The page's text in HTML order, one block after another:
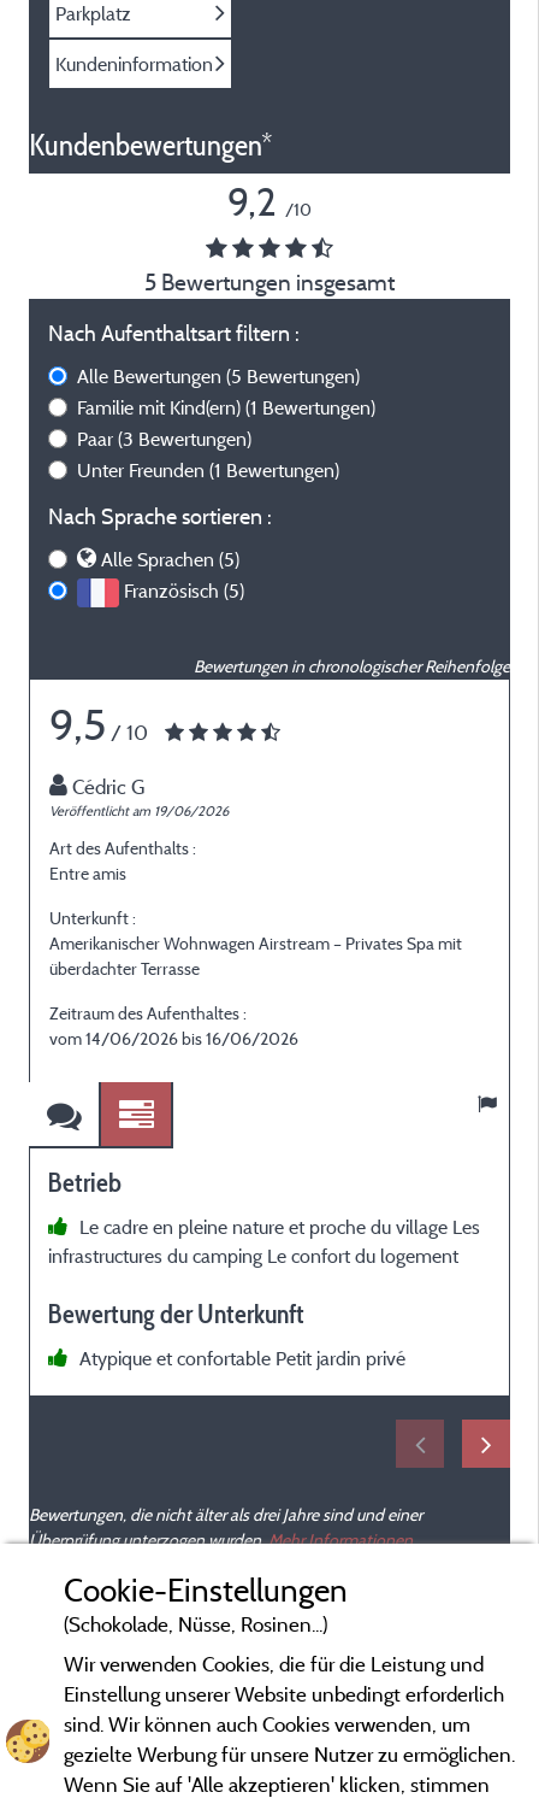
Parkplatz
Kundeninformation
Kundenbewertungen*
9,2 /10
5 Bewertungen insgesamt
Nach Aufenthaltsart filtern :
Alle Bewertungen (5 Bewertungen)
Familie mit Kind(ern) (1 Bewertungen)
Paar (3 Bewertungen)
Unter Freunden (1 Bewertungen)
Nach Sprache sortieren :
Alle Sprachen (5)
Französisch (5)
Bewertungen in chronologischer Reihenfolge
9,5 / 10
Cédric G
Veröffentlicht am 19/06/2026
Art des Aufenthalts :
Entre amis
Unterkunft :
Amerikanischer Wohnwagen Airstream – Privates Spa mit
überdachter Terrasse
Zeitraum des Aufenthaltes :
vom 14/06/2026 bis 16/06/2026
Betrieb
Le cadre en pleine nature et proche du village Les
infrastructures du camping Le confort du logement
Bewertung der Unterkunft
Atypique et confortable Petit jardin privé
Bewertungen, die nicht älter als drei Jahre sind und einer
Überprüfung unterzogen wurden.Mehr Informationen
Cookie-Einstellungen
(Schokolade, Nüsse, Rosinen...)
Wir verwenden Cookies, die für die Leistung und
Einstellung unserer Website unbedingt erforderlich
sind. Wir können auch Cookies verwenden, um
gezielte Werbung für unsere Nutzer zu ermöglichen.
Wenn Sie auf 'Alle akzeptieren' klicken, stimmen